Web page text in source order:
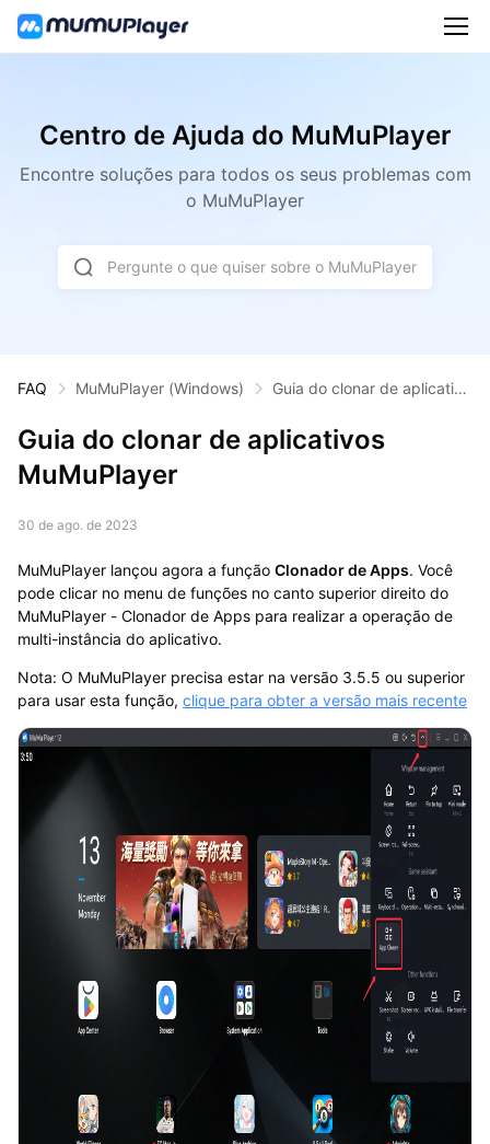
Centro de Ajuda do MuMuPlayer
Encontre soluções para todos os seus problemas com
o MuMuPlayer
Pergunte o que quiser sobre o MuMuPlayer
FAQ MuMuPlayer (Windows)
Guia do clonar de aplicativo
Guia do clonar de aplicativos
MuMuPlayer
30 de ago. de 2023
MuMuPlayer lançou agora a função Clonador de Apps. Você
pode clicar no menu de funções no canto superior direito do
MuMuPlayer - Clonador de Apps para realizar a operação de
multi-instância do aplicativo.
Nota: O MuMuPlayer precisa estar na versão 3.5.5 ou superior
para usar esta função, clique para obter a versão mais recente